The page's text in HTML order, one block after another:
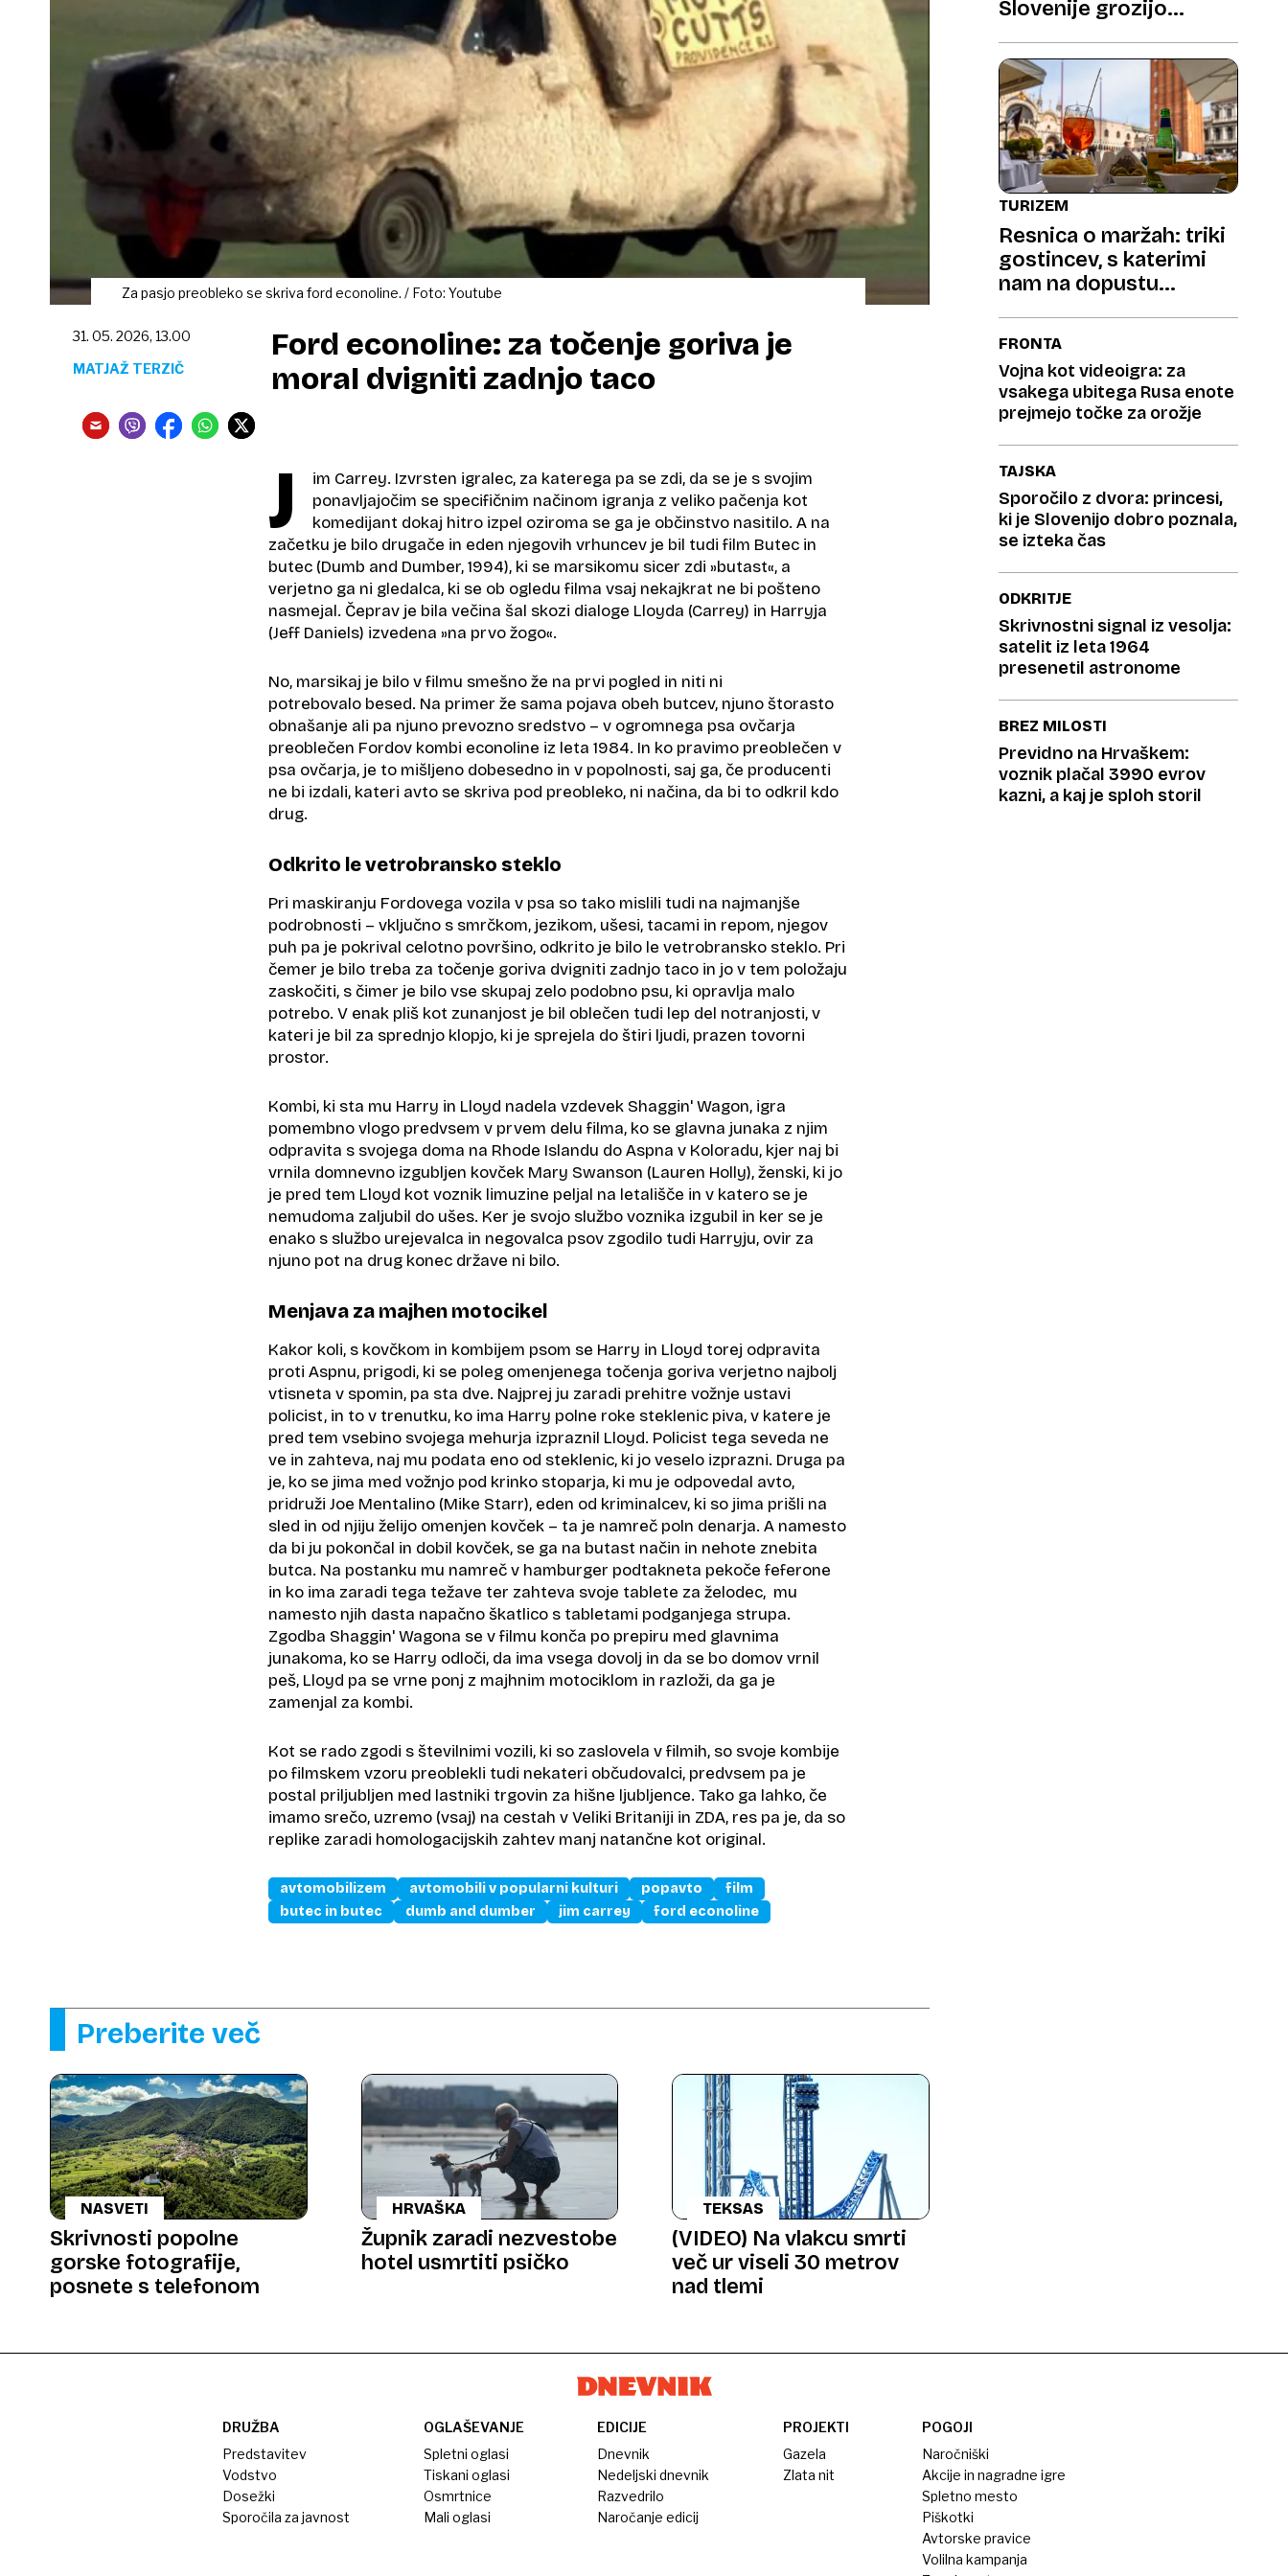
Za pasjo preobleko se skriva ford econoline. / Foto: Youtube
Ford econoline: za točenje goriva je
moral dvigniti zadnjo taco
31. 05. 2026, 13.00
MATJAŽ TERZIČ
J
im Carrey. Izvrsten igralec, za katerega pa se zdi, da se je s svojim
ponavljajočim se specifičnim načinom igranja z veliko pačenja kot
komedijant dokaj hitro izpel oziroma se ga je občinstvo nasitilo. A na
začetku je bilo drugače in eden njegovih vrhuncev je bil tudi film Butec in
butec (Dumb and Dumber, 1994), ki se marsikomu sicer zdi »butast«, a
verjetno ga ni gledalca, ki se ob ogledu filma vsaj nekajkrat ne bi pošteno
nasmejal. Čeprav je bila večina šal skozi dialoge Lloyda (Carrey) in Harryja
(Jeff Daniels) izvedena »na prvo žogo«.
No, marsikaj je bilo v filmu smešno že na prvi pogled in niti ni
potrebovalo besed. Na primer že sama pojava obeh butcev, njuno štorasto
obnašanje ali pa njuno prevozno sredstvo – v ogromnega psa ovčarja
preoblečen Fordov kombi econoline iz leta 1984. In ko pravimo preoblečen v
psa ovčarja, je to mišljeno dobesedno in v popolnosti, saj ga, če producenti
ne bi izdali, kateri avto se skriva pod preobleko, ni načina, da bi to odkril kdo
drug.
Odkrito le vetrobransko steklo
Pri maskiranju Fordovega vozila v psa so tako mislili tudi na najmanjše
podrobnosti – vključno s smrčkom, jezikom, ušesi, tacami in repom, njegov
puh pa je pokrival celotno površino, odkrito je bilo le vetrobransko steklo. Pri
čemer je bilo treba za točenje goriva dvigniti zadnjo taco in jo v tem položaju
zaskočiti, s čimer je bilo vse skupaj zelo podobno psu, ki opravlja malo
potrebo. V enak pliš kot zunanjost je bil oblečen tudi lep del notranjosti, v
kateri je bil za sprednjo klopjo, ki je sprejela do štiri ljudi, prazen tovorni
prostor.
Kombi, ki sta mu Harry in Lloyd nadela vzdevek Shaggin' Wagon, igra
pomembno vlogo predvsem v prvem delu filma, ko se glavna junaka z njim
odpravita s svojega doma na Rhode Islandu do Aspna v Koloradu, kjer naj bi
vrnila domnevno izgubljen kovček Mary Swanson (Lauren Holly), ženski, ki jo
je pred tem Lloyd kot voznik limuzine peljal na letališče in v katero se je
nemudoma zaljubil do ušes. Ker je svojo službo voznika izgubil in ker se je
enako s službo urejevalca in negovalca psov zgodilo tudi Harryju, ovir za
njuno pot na drug konec države ni bilo.
Menjava za majhen motocikel
Kakor koli, s kovčkom in kombijem psom se Harry in Lloyd torej odpravita
proti Aspnu, prigodi, ki se poleg omenjenega točenja goriva verjetno najbolj
vtisneta v spomin, pa sta dve. Najprej ju zaradi prehitre vožnje ustavi
policist, in to v trenutku, ko ima Harry polne roke steklenic piva, v katere je
pred tem vsebino svojega mehurja izpraznil Lloyd. Policist tega seveda ne
ve in zahteva, naj mu podata eno od steklenic, ki jo veselo izprazni. Druga pa
je, ko se jima med vožnjo pod krinko stoparja, ki mu je odpovedal avto,
pridruži Joe Mentalino (Mike Starr), eden od kriminalcev, ki so jima prišli na
sled in od njiju želijo omenjen kovček – ta je namreč poln denarja. A namesto
da bi ju pokončal in dobil kovček, se ga na butast način in nehote znebita
butca. Na postanku mu namreč v hamburger podtakneta pekoče feferone
in ko ima zaradi tega težave ter zahteva svoje tablete za želodec, mu
namesto njih dasta napačno škatlico s tabletami podganjega strupa.
Zgodba Shaggin' Wagona se v filmu konča po prepiru med glavnima
junakoma, ko se Harry odloči, da ima vsega dovolj in da se bo domov vrnil
peš, Lloyd pa se vrne ponj z majhnim motociklom in razloži, da ga je
zamenjal za kombi.
Kot se rado zgodi s številnimi vozili, ki so zaslovela v filmih, so svoje kombije
po filmskem vzoru preoblekli tudi nekateri občudovalci, predvsem pa je
postal priljubljen med lastniki trgovin za hišne ljubljence. Tako ga lahko, če
imamo srečo, uzremo (vsaj) na cestah v Veliki Britaniji in ZDA, res pa je, da so
replike zaradi homologacijskih zahtev manj natančne kot original.
avtomobilizem avtomobili v popularni kulturi popavto
film
butec in butec
dumb and dumber jim carrey ford econoline
Slovenije grozijo
TURIZEM
Resnica o maržah: triki
gostincev, s katerimi
nam na dopustu
FRONTA
Vojna kot videoigra: za
vsakega ubitega Rusa enote
prejmejo točke za orožje
TAJSKA
Sporočilo z dvora: princesi,
ki je Slovenijo dobro poznala,
se izteka čas
ODKRITJE
Skrivnostni signal iz vesolja:
satelit iz leta 1964
presenetil astronome
BREZ MILOSTI
Previdno na Hrvaškem:
voznik plačal 3990 evrov
kazni, a kaj je sploh storil
Preberite več
NASVETI
Skrivnosti popolne
gorske fotografije,
posnete s telefonom
HRVAŠKA
Župnik zaradi nezvestobe
hotel usmrtiti psičko
TEKSAS
(VIDEO) Na vlakcu smrti
več ur viseli 30 metrov
nad tlemi
DRUŽBA
Predstavitev
Vodstvo
Dosežki
Sporočila za javnost
OGLAŠEVANJE
Spletni oglasi
Tiskani oglasi
Osmrtnice
Mali oglasi
EDICIJE
Dnevnik
Nedeljski dnevnik
Razvedrilo
Naročanje edicij
PROJEKTI
Gazela
Zlata nit
POGOJI
Naročniški
Akcije in nagradne igre
Spletno mesto
Piškotki
Avtorske pravice
Volilna kampanja